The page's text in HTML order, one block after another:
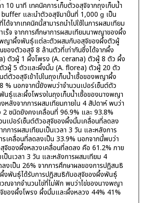
10 นาที เทคนิคการเก็บตัวอสุจิจากถุงเก็บน้ำ
buffer และนำตัวอสุจิมาปั่นที่ 1,000 ɡ เป็น
ด้จากเทคนิคนี้สามารถนำไปใช้ในการผสมเทียม
เร็จ จากการศึกษาการผสมเทียมนาพญาของผึ้ง
ญาผึ้งพันธุ์แต่ละตัวผสมกับอสุจิของผึ้งตัวผู้
องตัวอสุจิ 8 ล้านตัวที่เท่ากันซึ่งได้จากผึ้ง
ตัวผู้ 1 ผึ้งโพรง (A. cerana) ตัวผู้ 8 ตัว ผึ้ง
ผู้ 5 ตัวและผึ้งมิ้ม (A. florea) ตัวผู้ 20 ตัว
ต์ตัวอสุจิเข้าไปในถุงเก็บน้ำเชื้อของพญาผึ้ง
% นอกจากนี้ยังพบว่าจำนวนเปอร์เซ็นต์ตัว
ธุ์และผึ้งโพรงในถุงเก็บน้ำเชื้อของนางพญา
ลังจากการผสมเทียมภายใน 4 สัปดาห์ พบว่า
ชนิดยังคงเคลื่อนที่ 96.9% และ 93.8%
เปอร์เซ็นต์ตัวอสุจิของผึ้งมิ้มเคลื่อนที่ลดลง
การผสมเทียมเป็นเวลา 3 วัน และหลังการ
เคลื่อนที่ลดลงเป็น 33.9% นอกจากนี้พบว่า
จิของผึ้งหลวงเคลื่อนที่ลดลง คือ 61.2% ภาย
ป็นเวลา 3 วัน และหลังการผสมเทียม 4
งเป็น 26% จากการศึกษาผลของการปฏิสนธิ
งพันธุ์ได้รับการปฏิสนธิกับอสุจิของผึ้งพันธุ์
ณจากจำนวนไข่ที่ไม่ฟัก พบว่าไข่ของนางพญา
องผึ้งโพรง ผึ้งมิ้มและผึ้งหลวง 44% 41%